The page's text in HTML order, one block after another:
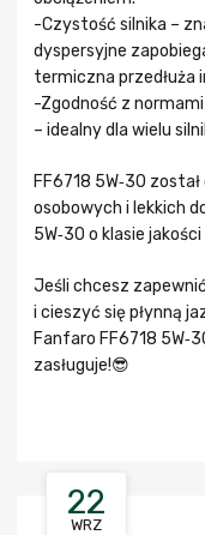
-Czystość silnika –
dyspersyjne
termiczna przedłuża
-Zgodność z normami
– idealny dla wielu
FF6718 5W‑30
osobowych i lekkich
5W‑30 o klasie
Jeśli chcesz
i cieszyć się płynną
Fanfaro FF6718
zasługuje!😎
22
WRZ